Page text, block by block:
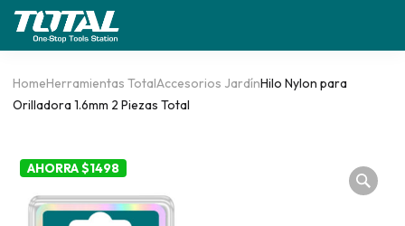
HomeHerramientas TotalAccesorios JardínHilo Nylon para
Orilladora 1.6mm 2 Piezas Total
AHORRA $1498